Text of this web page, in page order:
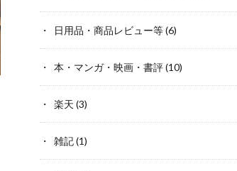
日用品・商品レビュー等(6)
本・マンガ・映画・書評(10)
楽天 (3)
雑記(1)